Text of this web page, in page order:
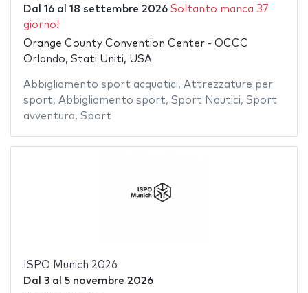
Dal 16al 18 settembre 2026 Soltanto manca 37
giorno!
Orange County Convention Center - OCCC
Orlando, Stati Uniti, USA
Abbigliamento sport acquatici, Attrezzature per
sport, Abbigliamento sport, Sport Nautici, Sport
avventura, Sport
ISPO Munich 2026
Dal 3al 5 novembre 2026